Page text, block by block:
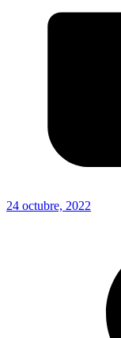
24 octubre, 2022